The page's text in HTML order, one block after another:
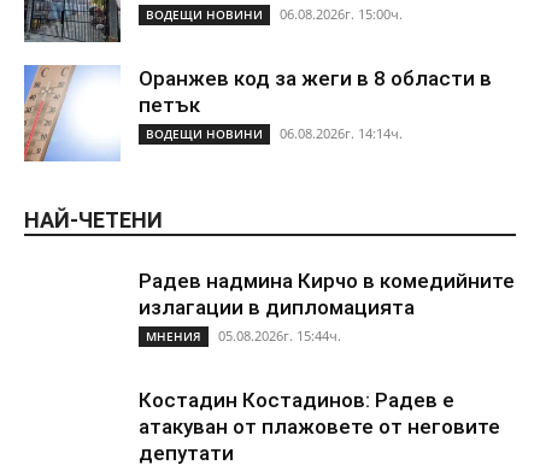
ВОДЕЩИ НОВИНИ 06.08.2026г. 15:00ч.
Оранжев код за жеги в 8 области в
петък
ВОДЕЩИ НОВИНИ 06.08.2026г. 14:14ч.
НАЙ-ЧЕТЕНИ
Радев надмина Кирчо в комедийните
излагации в дипломацията
МНЕНИЯ 05.08.2026г. 15:44ч.
Костадин Костадинов: Радев е
атакуван от плажoвете от неговите
депутати